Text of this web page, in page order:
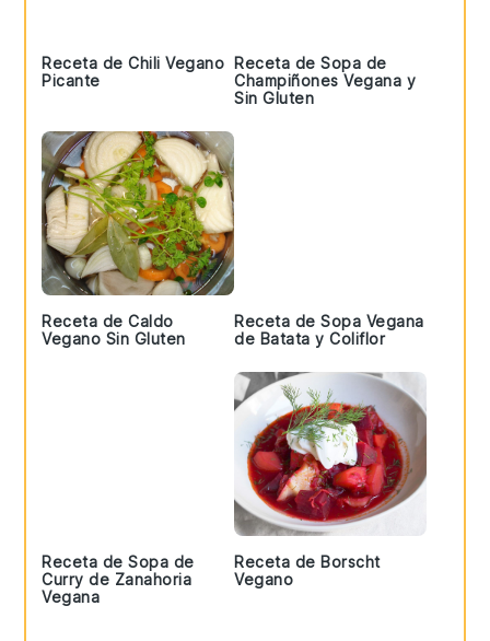
Receta de Chili Vegano
Picante
Receta de Sopa de
Champiñones Vegana y
Sin Gluten
Receta de Caldo
Vegano Sin Gluten
Receta de Sopa Vegana
de Batata y Coliflor
Receta de Sopa de
Curry de Zanahoria
Vegana
Receta de Borscht
Vegano